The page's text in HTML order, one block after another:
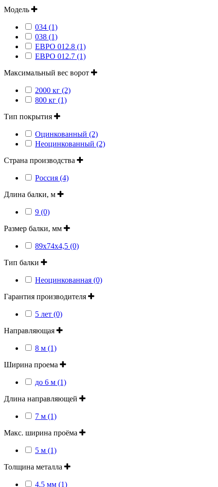
Модель
034 (1)
038 (1)
ЕВРО 012.8 (1)
ЕВРО 012.7 (1)
Максимальный вес ворот
2000 кг (2)
800 кг (1)
Тип покрытия
Оцинкованный (2)
Неоцинкованный (2)
Страна производства
Россия (4)
Длина балки, м
9 (0)
Размер балки, мм
89x74x4,5 (0)
Тип балки
Неоцинкованная (0)
Гарантия производителя
5 лет (0)
Направляющая
8 м (1)
Ширина проема
до 6 м (1)
Длина направляющей
7 м (1)
Макс. ширина проёма
5 м (1)
Толщина металла
4,5 мм (1)